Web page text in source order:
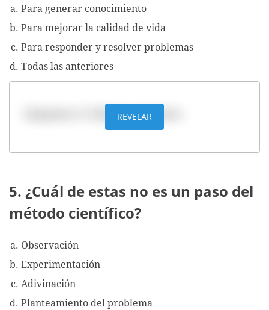
Para generar conocimiento
Para mejorar la calidad de vida
Para responder y resolver problemas
Todas las anteriores
Respuesta: d. Todas las anteriores
REVELAR
5. ¿Cuál de estas no es un paso del
método científico?
Observación
Experimentación
Adivinación
Planteamiento del problema